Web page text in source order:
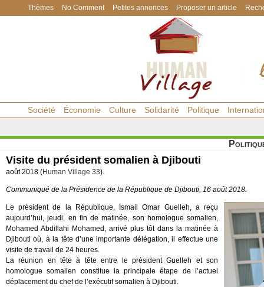
Thèmes No Comment Petites annonces Proposer un article
Société Économie Culture Solidarité Politique
Visite du président somalien à Djibouti
août 2018 (Human Village 33).
Communiqué de la Présidence de la République de Djibouti, 16 août 2018.
Le président de la République, Ismail Omar Guelleh, a reçu
aujourd’hui, jeudi, en fin de matinée, son homologue somalien,
Mohamed Abdillahi Mohamed, arrivé plus tôt dans la matinée à
Djibouti où, à la tête d’une importante délégation, il effectue une
visite de travail de 24 heures.
La réunion en tête à tête entre le président Guelleh et son
homologue somalien constitue la principale étape de l’actuel
déplacement du chef de l’exécutif somalien à Djibouti.